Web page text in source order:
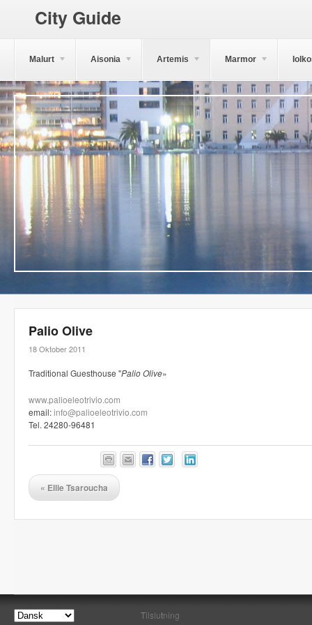
City Guide
Malurt Aisonia Artemis Marmor
Palio Olive
18 Oktober 2011
Traditional Guesthouse "Palio Olive»
www.palioeleotrivio.com
email:info@palioeleotrivio.com
Tel. 24280-96481
« Ellie Tsaroucha
Tilslutning